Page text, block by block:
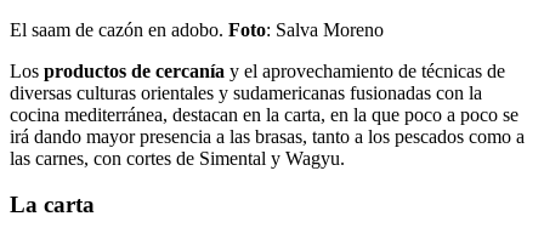
El saam de cazón en adobo. Foto: Salva Moreno
Los productos de cercanía y el aprovechamiento de técnicas de
diversas culturas orientales y sudamericanas fusionadas con la
cocina mediterránea, destacan en la carta, en la que poco a poco se
irá dando mayor presencia a las brasas, tanto a los pescados como a
las carnes, con cortes de Simental y Wagyu.
La carta